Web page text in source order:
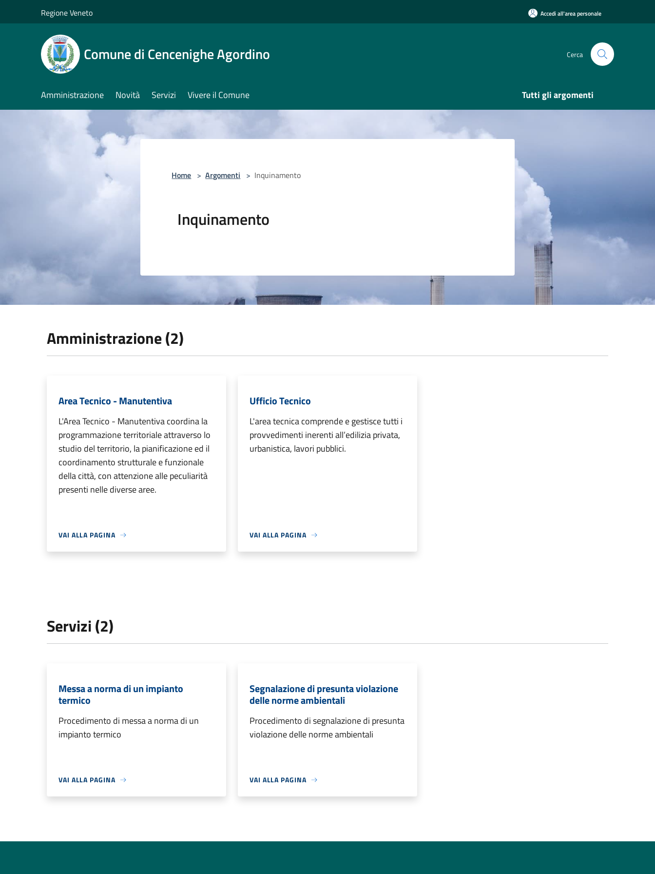
Regione Veneto Accedi all'area personale
Comune di Cencenighe Agordino Cerca
Amministrazione Novità Servizi Vivere il Comune Tutti gli argomenti
Home > Argomenti > Inquinamento
Inquinamento
Amministrazione (2)
Area Tecnico - Manutentiva
L'Area Tecnico - Manutentiva coordina la
programmazione territoriale attraverso lo
studio del territorio, la pianificazione ed il
coordinamento strutturale e funzionale
della città, con attenzione alle peculiarità
presenti nelle diverse aree.
VAI ALLA PAGINA
Ufficio Tecnico
L'area tecnica comprende e gestisce tutti i
provvedimenti inerenti all’edilizia privata,
urbanistica, lavori pubblici.
VAI ALLA PAGINA
Servizi (2)
Messa a norma di un impianto
termico
Procedimento di messa a norma di un
impianto termico
VAI ALLA PAGINA
Segnalazione di presunta violazione
delle norme ambientali
Procedimento di segnalazione di presunta
violazione delle norme ambientali
VAI ALLA PAGINA